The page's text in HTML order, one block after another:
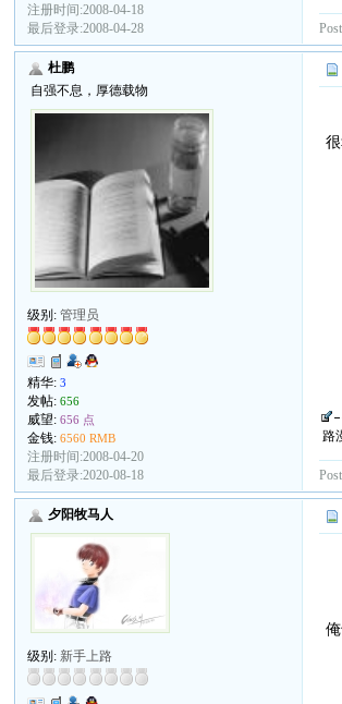
注册时间:2008-04-18
最后登录:2008-04-28
杜鹏
自强不息，厚德载物
级别:管理员
精华:3
发帖:656
威望:656 点
金钱:6560 RMB
注册时间:2008-04-20
最后登录:2020-08-18
路
夕阳牧马人
级别: 新手上路